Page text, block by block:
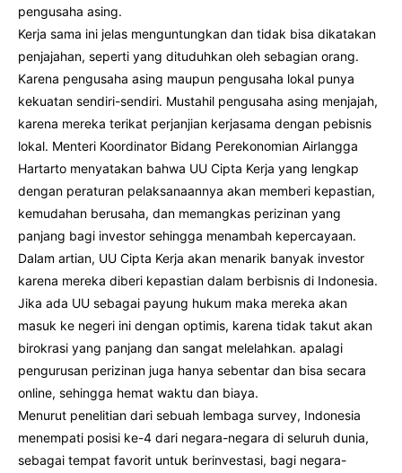
pengusaha asing.
Kerja sama ini jelas menguntungkan dan tidak bisa dikatakan
penjajahan, seperti yang dituduhkan oleh sebagian orang.
Karena pengusaha asing maupun pengusaha lokal punya
kekuatan sendiri-sendiri. Mustahil pengusaha asing menjajah,
karena mereka terikat perjanjian kerjasama dengan pebisnis
lokal. Menteri Koordinator Bidang Perekonomian Airlangga
Hartarto menyatakan bahwa UU Cipta Kerja yang lengkap
dengan peraturan pelaksanaannya akan memberi kepastian,
kemudahan berusaha, dan memangkas perizinan yang
panjang bagi investor sehingga menambah kepercayaan.
Dalam artian, UU Cipta Kerja akan menarik banyak investor
karena mereka diberi kepastian dalam berbisnis di Indonesia.
Jika ada UU sebagai payung hukum maka mereka akan
masuk ke negeri ini dengan optimis, karena tidak takut akan
birokrasi yang panjang dan sangat melelahkan. apalagi
pengurusan perizinan juga hanya sebentar dan bisa secara
online, sehingga hemat waktu dan biaya.
Menurut penelitian dari sebuah lembaga survey, Indonesia
menempati posisi ke-4 dari negara-negara di seluruh dunia,
sebagai tempat favorit untuk berinvestasi, bagi negara-